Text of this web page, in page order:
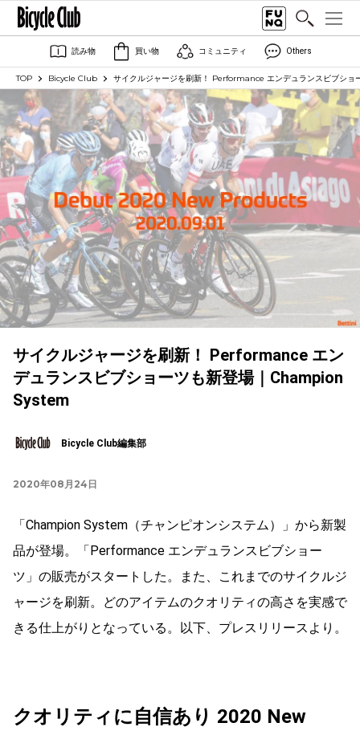
読み物 買い物 コミュニティ Others
TOP Bicycle Club サイクルジャージを刷新！ Performance エンデュランスビブシ
サイクルジャージを刷新！ Performance エン
デュランスビブショーツも新登場｜Champion
System
Bicycle Club編集部
2020年08月24日
「Champion System（チャンピオンシステム）」から新製
品が登場。「Performance エンデュランスビブショー
ツ」の販売がスタートした。また、これまでのサイクルジ
ャージを刷新。どのアイテムのクオリティの高さを実感で
きる仕上がりとなっている。以下、プレスリリースより。
クオリティに自信あり 2020 New